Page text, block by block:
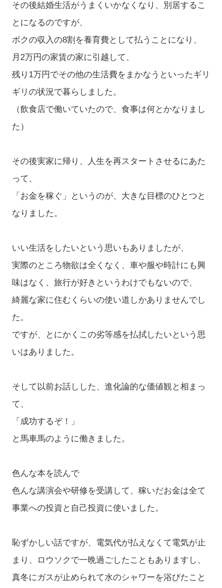
その後結婚生活がうまくいかなくなり、別居するこ
とになるのですが、
ボクの収入の8割を養育費として払うことになり、
月2万円の家賃の家に引越して、
残り1万円でその他の生活費をまかなうといったギリ
ギリの状況で暮らしました。
（飲食店で働いていたので、食事は何とかなりまし
た）
その後実家に帰り、人生を再スタートさせるにあた
って、
「お金を稼ぐ」というのが、大きな目標のひとつと
なりました。
いい生活をしたいという思いもありましたが、
実際のところ物欲は全くなく、車や服や時計にも興
味はなく、旅行が好きというわけでもないので、
綺麗な家に住むくらいの使い道しかありませんでし
た。
ですが、とにかくこの劣等感を払拭したいという思
いはありました。
そして以前お話しした、進化論的な価値観と相まっ
て、
「成功するぞ！」
と馬車馬のように働きました。
色んな本を読んで
色んな講演会や研修を受講して、稼いだお金は全て
事業への投資と自己投資に使いました。
恥ずかしい話ですが、電気代が払えなくて電気が止
まり、ロウソクで一晩過ごしたこともありますし、
真冬にガスが止められて水のシャワーを浴びたこと